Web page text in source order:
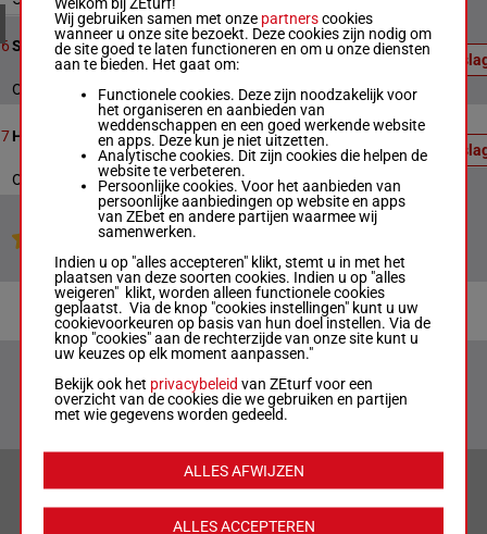
4 meeting(s)
6Stakes (group 3) 9 2013m 18:00 uitslag:
2 - 4 - 3
Officiële uitslag : 2 - 4 - 3 - 5
7Handicap 8 2013m18:28 uitslag:
- 8
Officiële uitslag : 1 - 5 - 6 - 8
Jouw favoriete paarden
VERANTWOORD WEDDEN & PRIVACYVERKLARING
Wij gebruiken samen met onze partnerscookies
wanneer u onze site bezoekt. Deze cookies zijn nodig om
de site goed te laten functioneren en om u onze diensten
aan te bieden. Het gaat om:
Functionele cookies. Deze zijn noodzakelijk voor
het organiseren en aanbieden van
weddenschappen en een goed werkende website
en apps. Deze kun je niet uitzetten.
Analytische cookies. Dit zijn cookies die helpen de
website te verbeteren.
Persoonlijke cookies. Voor het aanbieden van
persoonlijke aanbiedingen op website en apps
van ZEbet en andere partijen waarmee wij
samenwerken.
Indien u op "alles accepteren" klikt, stemt u in met het
plaatsen van deze soorten cookies. Indien u op "alles
weigeren" klikt, worden alleen functionele cookies
geplaatst. Via de knop "cookies instellingen" kunt u uw
cookievoorkeuren op basis van hun doel instellen. Via de
knop "cookies" aan de rechterzijde van onze site kunt u
uw keuzes op elk moment aanpassen."
Bekijk ook het privacybeleid van ZEturf voor een
overzicht van de cookies die we gebruiken en partijen
met wie gegevens worden gedeeld.
ALLES ACCEPTEREN
ALLES AFWIJZEN